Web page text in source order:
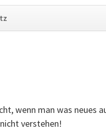
überspringen
wenn man was neues
verstehen!